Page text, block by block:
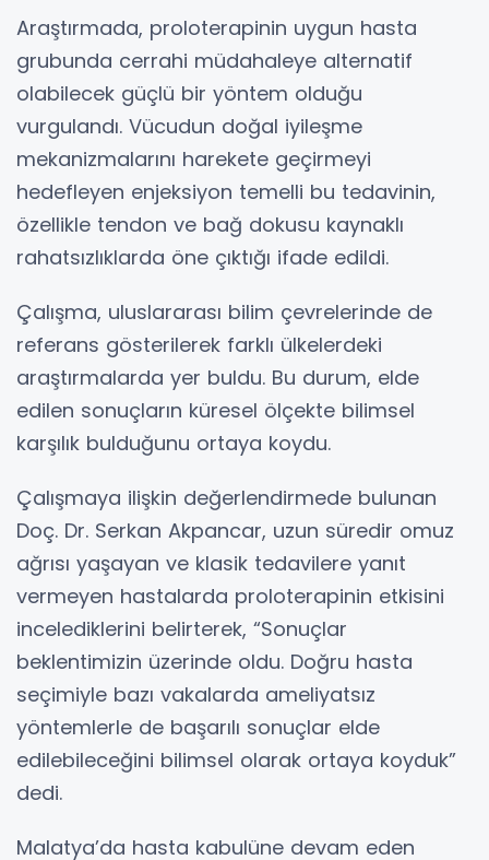
Araştırmada, proloterapinin uygun hasta
grubunda cerrahi müdahaleye alternatif
olabilecek güçlü bir yöntem olduğu
vurgulandı. Vücudun doğal iyileşme
mekanizmalarını harekete geçirmeyi
hedefleyen enjeksiyon temelli bu tedavinin,
özellikle tendon ve bağ dokusu kaynaklı
rahatsızlıklarda öne çıktığı ifade edildi.
Çalışma, uluslararası bilim çevrelerinde de
referans gösterilerek farklı ülkelerdeki
araştırmalarda yer buldu. Bu durum, elde
edilen sonuçların küresel ölçekte bilimsel
karşılık bulduğunu ortaya koydu.
Çalışmaya ilişkin değerlendirmede bulunan
Doç. Dr. Serkan Akpancar, uzun süredir omuz
ağrısı yaşayan ve klasik tedavilere yanıt
vermeyen hastalarda proloterapinin etkisini
incelediklerini belirterek, “Sonuçlar
beklentimizin üzerinde oldu. Doğru hasta
seçimiyle bazı vakalarda ameliyatsız
yöntemlerle de başarılı sonuçlar elde
edilebileceğini bilimsel olarak ortaya koyduk”
dedi.
Malatya’da hasta kabulüne devam eden